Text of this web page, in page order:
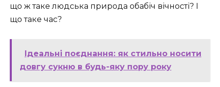
що ж таке людська природа обабіч вічності? І
що таке час?
Ідеальні поєднання: як стильно носити
довгу сукню в будь-яку пору року